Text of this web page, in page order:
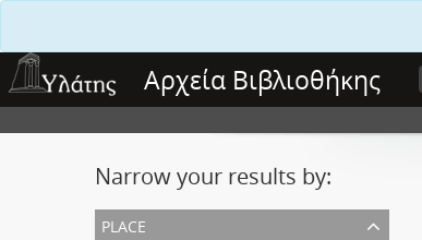
Αρχεία Βιβλιοθήκης
Narrow your results by:
place